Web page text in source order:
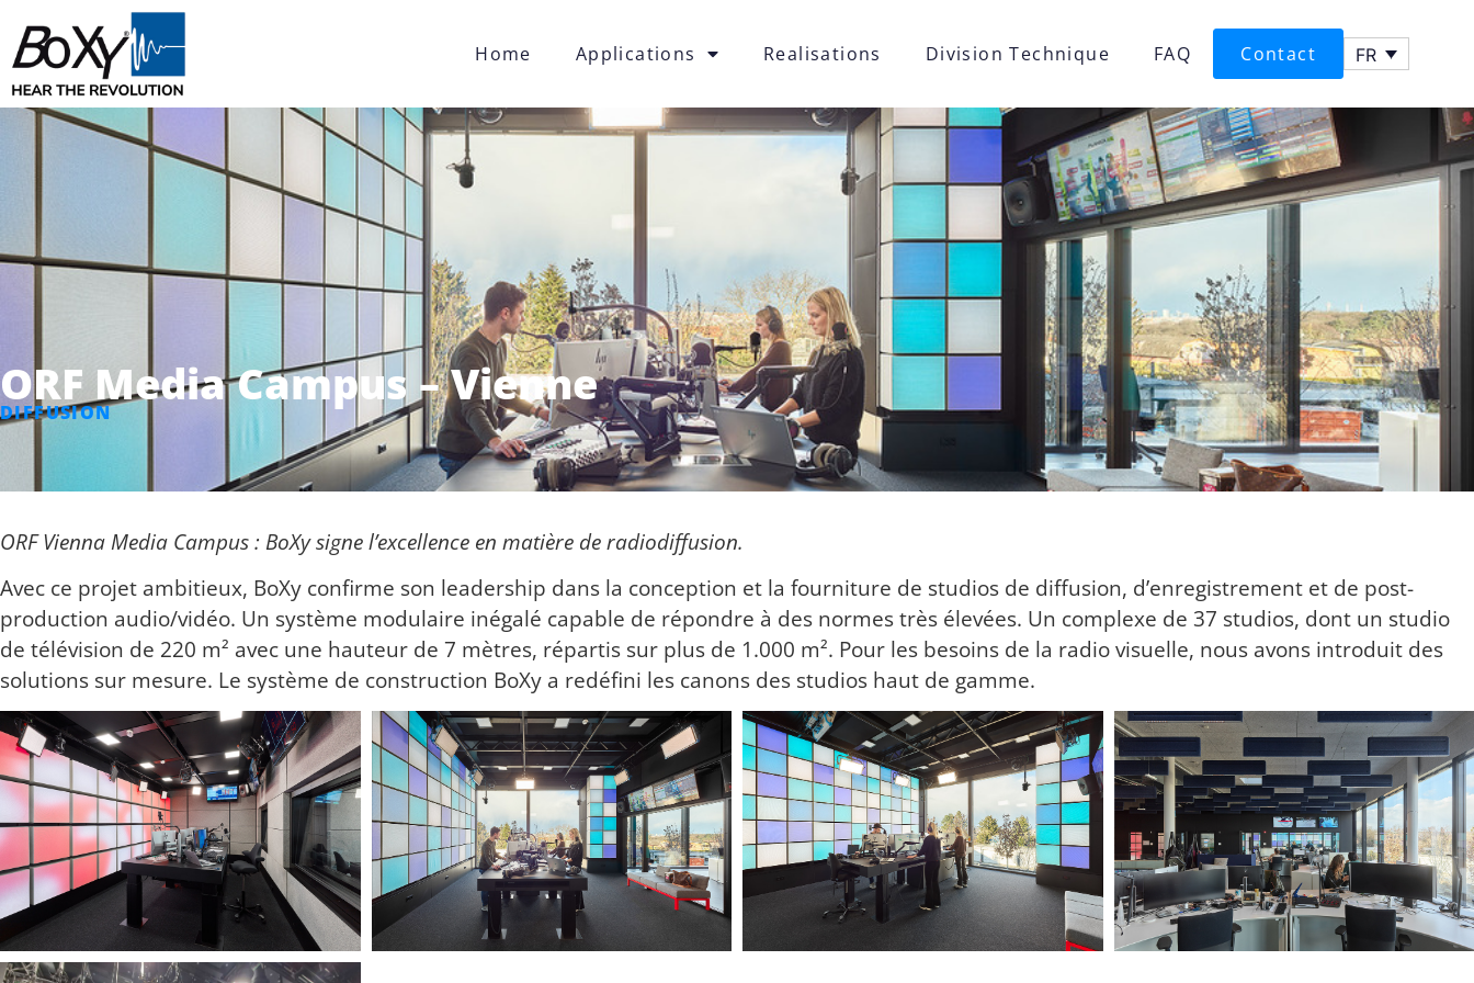
Home Applications Realisations Division Technique FAQ Contact FR
ORF Media Campus – Vienne
DIFFUSION
ORF Vienna Media Campus : BoXy signe l’excellence en matière de radiodiffusion.
Avec ce projet ambitieux, BoXy confirme son leadership dans la conception et la fourniture de studios de diffusion, d’enregistrement et de post-
production audio/vidéo. Un système modulaire inégalé capable de répondre à des normes très élevées. Un complexe de 37 studios, dont un studio
de télévision de 220 m² avec une hauteur de 7 mètres, répartis sur plus de 1.000 m². Pour les besoins de la radio visuelle, nous avons introduit des
solutions sur mesure. Le système de construction BoXy a redéfini les canons des studios haut de gamme.